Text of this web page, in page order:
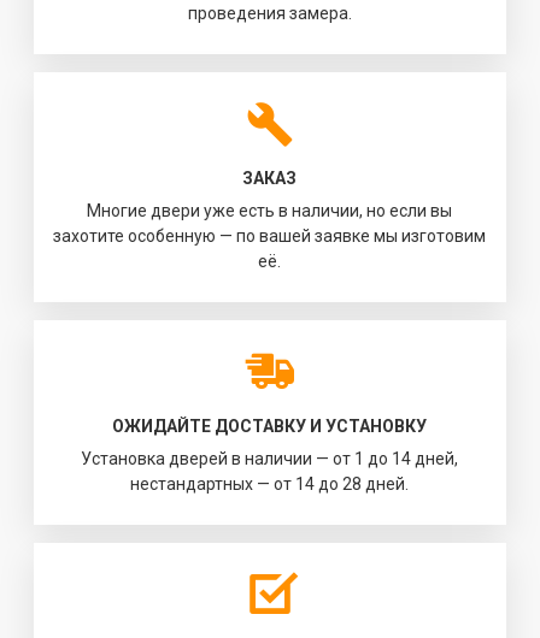
проведения замера.
ЗАКАЗ
Многие двери уже есть в наличии, но если вы
захотите особенную — по вашей заявке мы изготовим
её.
ОЖИДАЙТЕ ДОСТАВКУ И УСТАНОВКУ
Установка дверей в наличии — от 1 до 14 дней,
нестандартных — от 14 до 28 дней.